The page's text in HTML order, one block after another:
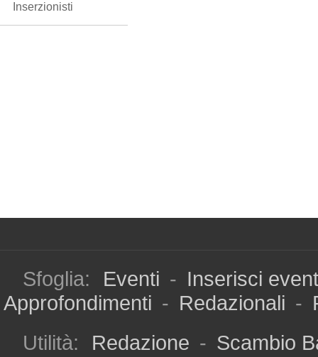
Inserzionisti
Sfoglia: Eventi - Inserisci
Approfondimenti - Redazionali -
Utilità:
Redazione - Scambio